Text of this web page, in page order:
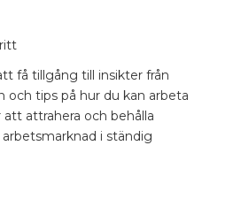
få tillgång till insikter från
och tips på hur du kan arbeta
attrahera och behålla
i ständig